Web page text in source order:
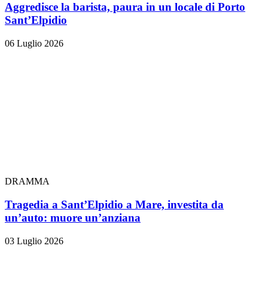
Aggredisce la barista, paura in un locale di Porto
Sant’Elpidio
06 Luglio 2026
DRAMMA
Tragedia a Sant’Elpidio a Mare, investita da
un’auto: muore un’anziana
03 Luglio 2026